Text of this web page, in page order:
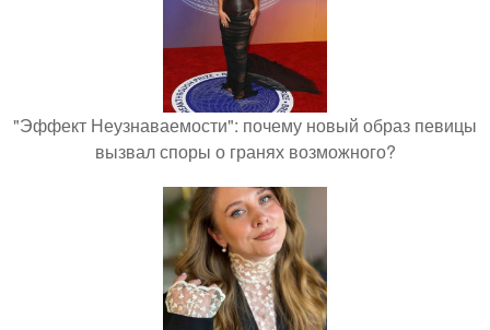
"Эффект Неузнаваемости": почему новый образ певицы
вызвал споры о гранях возможного?